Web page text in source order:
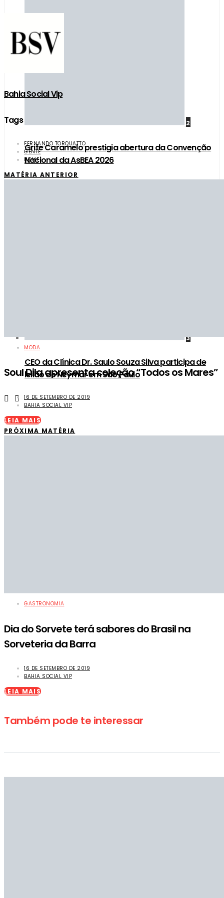
2
Grife Caramelo prestigia abertura da Convenção
Nacional da AsBEA 2026
3
CEO da Clínica Dr. Saulo Souza Silva participa de
leilão de Neymar em São Paulo
Bahia Social Vip
Tags
FERNANDO TORQUATTO
GENTE
HOME
MATÉRIA ANTERIOR
MODA
Soul Dila apresenta coleção “Todos os Mares”
16 DE SETEMBRO DE 2019
BAHIA SOCIAL VIP
LEIA MAIS
PRÓXIMA MATÉRIA
GASTRONOMIA
Dia do Sorvete terá sabores do Brasil na
Sorveteria da Barra
16 DE SETEMBRO DE 2019
BAHIA SOCIAL VIP
LEIA MAIS
Também pode te interessar